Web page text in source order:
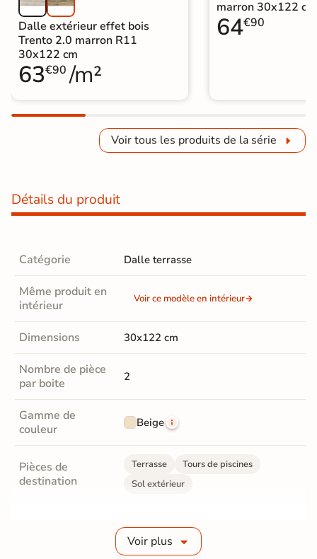
Dalle extérieur effet bois
Trento 2.0 marron R11
30x122 cm
63€90 /m²
marron 30x122 cm
64€90
Voir tous les produits de la série
Détails du produit
Catégorie Dalle terrasse
Même produit en
intérieur
Voir ce modèle en intérieur
Dimensions 30x122 cm
Nombre de pièce
par boite
2
Gamme de
couleur
Beige
Pièces de
destination
Terrasse
Tours de piscines
Sol extérieur
20 mm
Voir plus